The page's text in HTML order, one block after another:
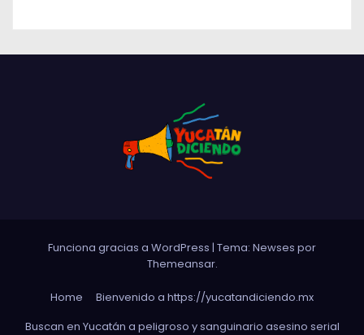
Funciona gracias a WordPress | Tema: Newses por
Themeansar.
Home
Bienvenido a https://yucatandiciendo.mx
Buscan en Yucatán a peligroso y sanguinario asesino serial